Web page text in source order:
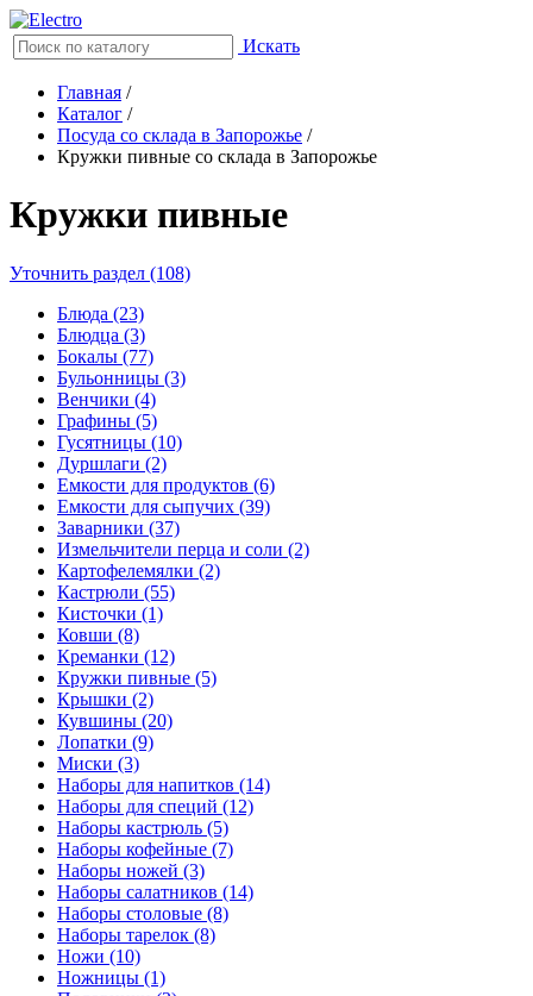
Искать
Главная /
Каталог /
Посуда со склада в Запорожье /
Кружки пивные со склада в Запорожье
Кружки пивные
Уточнить раздел (108)
Блюда (23)
Блюдца (3)
Бокалы (77)
Бульонницы (3)
Венчики (4)
Графины (5)
Гусятницы (10)
Дуршлаги (2)
Емкости для продуктов (6)
Емкости для сыпучих (39)
Заварники (37)
Измельчители перца и соли (2)
Картофелемялки (2)
Кастрюли (55)
Кисточки (1)
Ковши (8)
Креманки (12)
Кружки пивные (5)
Крышки (2)
Кувшины (20)
Лопатки (9)
Миски (3)
Наборы для напитков (14)
Наборы для специй (12)
Наборы кастрюль (5)
Наборы кофейные (7)
Наборы ножей (3)
Наборы салатников (14)
Наборы столовые (8)
Наборы тарелок (8)
Ножи (10)
Ножницы (1)